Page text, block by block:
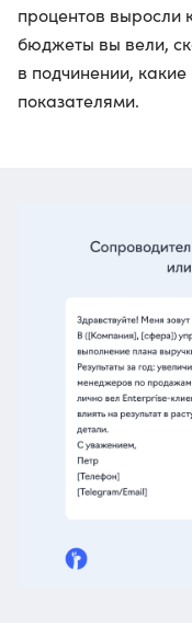
процентов выросли
бюджеты вы вели,
в подчинении,
показателями.